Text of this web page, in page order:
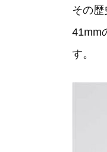
その歴
41mm
す。